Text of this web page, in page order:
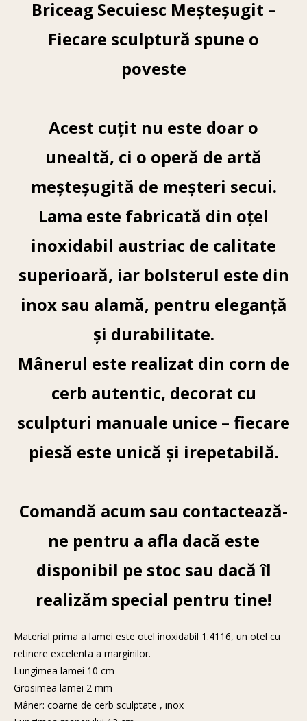
Briceag Secuiesc Meșteșugit –
Fiecare sculptură spune o
poveste
Acest cuțit nu este doar o
unealtă, ci o operă de artă
meșteșugită de meșteri secui.
Lama este fabricată din oțel
inoxidabil austriac de calitate
superioară, iar bolsterul este din
inox sau alamă, pentru eleganță
și durabilitate.
Mânerul este realizat din corn de
cerb autentic, decorat cu
sculpturi manuale unice – fiecare
piesă este unică și irepetabilă.
Comandă acum sau contactează-
ne pentru a afla dacă este
disponibil pe stoc sau dacă îl
realizăm special pentru tine!
Material prima a lamei este otel inoxidabil 1.4116, un otel cu
retinere excelenta a marginilor.
Lungimea lamei 10 cm
Grosimea lamei 2 mm
Mâner: coarne de cerb sculptate , inox